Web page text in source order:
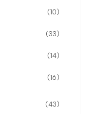
(10)
(33)
(14)
(16)
(43)